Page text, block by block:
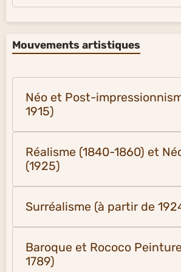
Mouvements artistiques
Néo et Post-
1915)
Réalisme (1840-1860) et
(1925)
Surréalisme (à partir de
Baroque et Rococo
1789)